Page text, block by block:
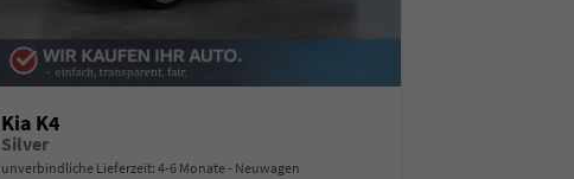
Kia K4
Silver
unverbindliche Lieferzeit: 4-6 Monate Neuwagen